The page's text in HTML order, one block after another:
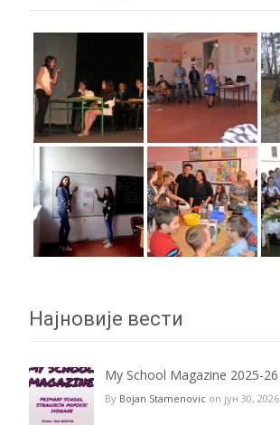
Најновије вести
My School Magazine 2025-26
By Bojan Stamenovic on јун 30, 2026